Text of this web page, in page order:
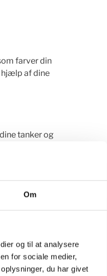
Om
og til at analysere
for sociale medier,
du har givet
farver din
hjælp af dine
tanker og
imod.
lige nu –